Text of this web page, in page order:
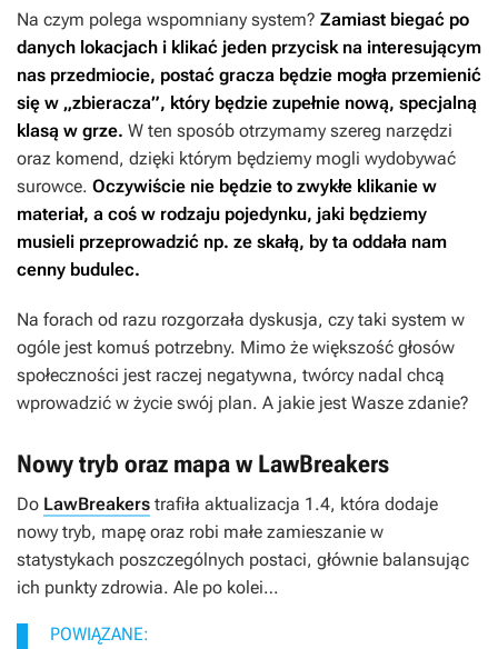
Na czym polega wspomniany system? Zamiast biegać po
danych lokacjach i klikać jeden przycisk na interesującym
nas przedmiocie, postać gracza będzie mogła przemienić
się w „zbieracza”, który będzie zupełnie nową, specjalną
klasą w grze. W ten sposób otrzymamy szereg narzędzi
oraz komend, dzięki którym będziemy mogli wydobywać
surowce. Oczywiście nie będzie to zwykłe klikanie w
materiał, a coś w rodzaju pojedynku, jaki będziemy
musieli przeprowadzić np. ze skałą, by ta oddała nam
cenny budulec.
Na forach od razu rozgorzała dyskusja, czy taki system w
ogóle jest komuś potrzebny. Mimo że większość głosów
społeczności jest raczej negatywna, twórcy nadal chcą
wprowadzić w życie swój plan. A jakie jest Wasze zdanie?
Nowy tryb oraz mapa w LawBreakers
Do LawBreakers trafiła aktualizacja 1.4, która dodaje
nowy tryb, mapę oraz robi małe zamieszanie w
statystykach poszczególnych postaci, głównie balansując
ich punkty zdrowia. Ale po kolei…
POWIĄZANE: